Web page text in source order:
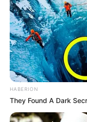
HABERION
They Found A Dark